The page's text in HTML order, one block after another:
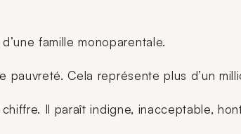
famille monoparentale.
pauvreté. Cela représente plus d’un
Il paraît indigne, inacceptable,